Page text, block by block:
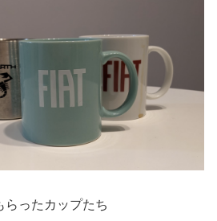
らったカップたち